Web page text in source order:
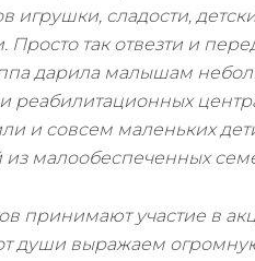
игрушки, сладости,
так отвезти и
дарила малышам
реабилитационных
и совсем маленьких
из малообеспеченных
принимают участие в
души выражаем